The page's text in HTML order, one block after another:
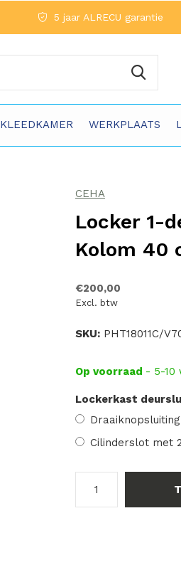
KLEEDKAMER WERKPLAATS
5 jaar ALRECU garantie
CEHA
Locker 1-
Kolom 40
€200,00
Excl. btw
SKU: PHT18011C/
Op voorraad - 5-10
Lockerkast
Cilinderslot met